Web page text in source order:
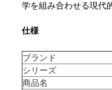
学を組み合わせる現代
仕様
ブランド
シリーズ
商品名